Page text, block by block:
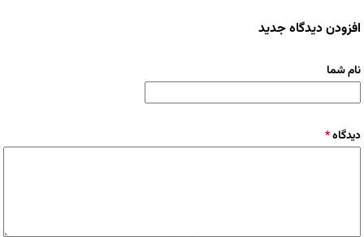
افزودن دیدگاه جدید
نام شما
دیدگاه*